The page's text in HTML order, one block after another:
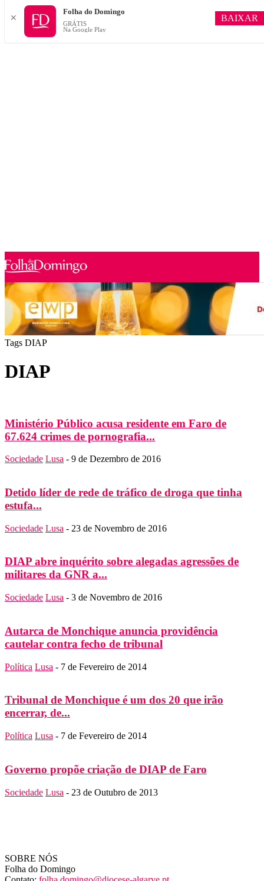
Tags DIAP
DIAP
Ministério Público acusa residente em Faro de
67.624 crimes de pornografia...
Sociedade Lusa - 9 de Dezembro de 2016
Detido líder de rede de tráfico de droga que tinha
estufa...
Sociedade Lusa - 23 de Novembro de 2016
DIAP abre inquérito sobre alegadas agressões de
militares da GNR a...
Sociedade Lusa - 3 de Novembro de 2016
Autarca de Monchique anuncia providência
cautelar contra fecho de tribunal
Política Lusa - 7 de Fevereiro de 2014
Tribunal de Monchique é um dos 20 que irão
encerrar, de...
Política Lusa - 7 de Fevereiro de 2014
Governo propõe criação de DIAP de Faro
Sociedade Lusa - 23 de Outubro de 2013
SOBRE NÓS
Folha do Domingo
✕
Folha do Domingo
GRÁTIS
Na Google Play
BAIXAR